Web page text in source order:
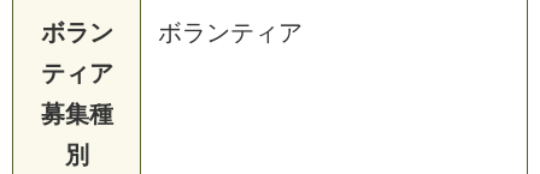
ボラン
ティア
募集種
別
ボランティア